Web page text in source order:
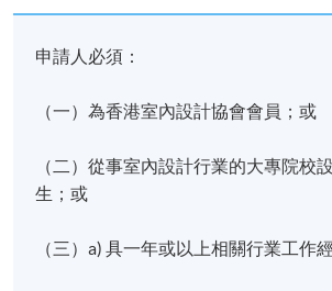
申請人必須：
（一）為香港室內設計協會會員；或
（二）從事室內設計行業的大專院校
生；或
（三）a) 具一年或以上相關行業工作